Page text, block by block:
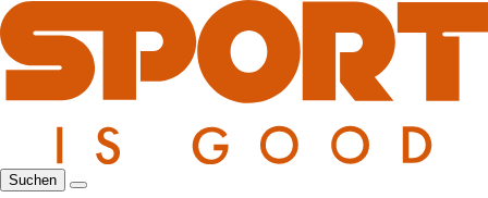
Suchen